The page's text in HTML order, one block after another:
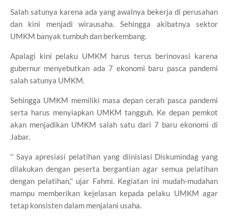
Salah satunya karena ada yang awalnya bekerja di perusahan
dan kini menjadi wirausaha. Sehingga akibatnya sektor
UMKM banyak tumbuh dan berkembang.
Apalagi kini pelaku UMKM harus terus berinovasi karena
gubernur menyebutkan ada 7 ekonomi baru pasca pandemi
salah satunya UMKM.
Sehingga UMKM memiliki masa depan cerah pasca pandemi
serta harus menyiapkan UMKM tangguh. Ke depan pemkot
akan menjadikan UMKM salah satu dari 7 baru ekonomi di
Jabar.
'' Saya apresiasi pelatihan yang diinisiasi Diskumindag yang
dilakukan dengan peserta bergantian agar semua pelatihan
dengan pelatihan,'' ujar Fahmi. Kegiatan ini mudah-mudahan
mampu memberikan kejelasan kepada pelaku UMKM agar
tetap konsisten dalam menjalani usaha.